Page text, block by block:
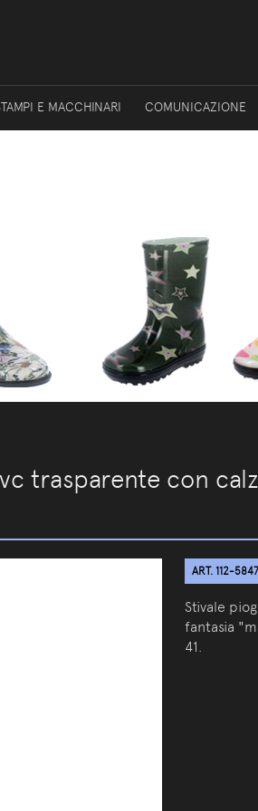
E MACCHINARI COMUNICAZIONE
trasparente con
ART. 112-5847
Stivale
fantasia
41.